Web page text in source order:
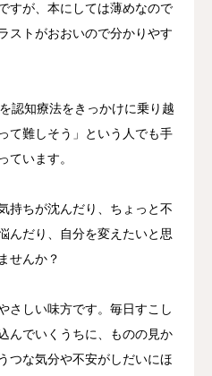
すが、本にしては薄めなので
ストがおおいので分かりやす
認知療法をきっかけに乗り越
て難しそう」という人でも手
ています。
持ちが沈んだり、ちょっと不
んだり、自分を変えたいと思
せんか？
さしい味方です。毎日すこし
んでいくうちに、ものの見か
つな気分や不安がしだいにほ